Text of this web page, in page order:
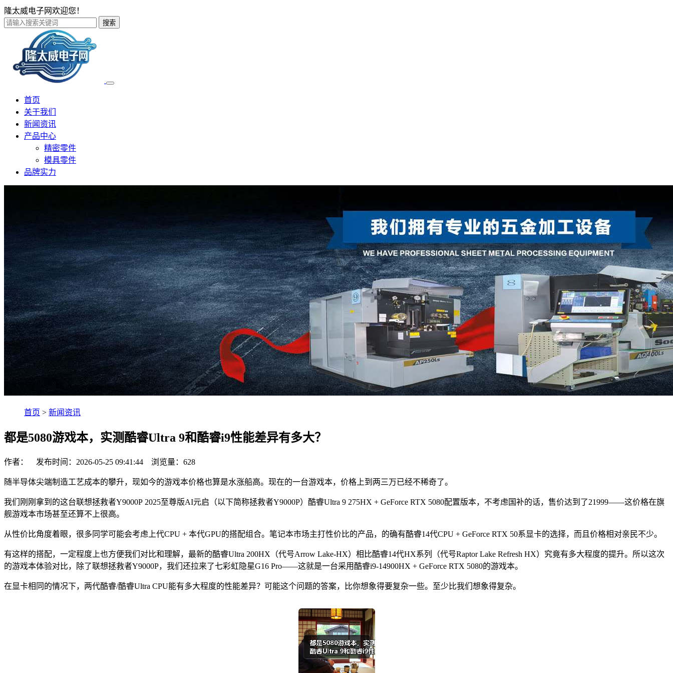
隆太威电子网欢迎您！
搜索
首页
关于我们
新闻资讯
产品中心
精密零件
模具零件
品牌实力
首页 > 新闻资讯
都是5080游戏本，实测酷睿Ultra 9和酷睿i9性能差异有多大？
作者： 发布时间：2026-05-25 09:41:44 浏览量： 628
随半导体尖端制造工艺成本的攀升，现如今的游戏本价格也算是水涨船高。现在的一台游戏本，价格上到两三万已经不稀奇了。
我们刚刚拿到的这台联想拯救者Y9000P 2025至尊版AI元启（以下简称拯救者Y9000P）酷睿Ultra 9 275HX + GeForce RTX 5080配置版本，不考虑国补的话，售价达到了21999——这价格在旗
舰游戏本市场甚至还算不上很高。
从性价比角度着眼，很多同学可能会考虑上代CPU + 本代GPU的搭配组合。笔记本市场主打性价比的产品，的确有酷睿14代CPU + GeForce RTX 50系显卡的选择，而且价格相对亲民不少。
有这样的搭配，一定程度上也方便我们对比和理解，最新的酷睿Ultra 200HX（代号Arrow Lake-HX）相比酷睿14代HX系列（代号Raptor Lake Refresh HX）究竟有多大程度的提升。所以这次
的游戏本体验对比，除了联想拯救者Y9000P，我们还拉来了七彩虹隐星G16 Pro——这就是一台采用酷睿i9-14900HX + GeForce RTX 5080的游戏本。
在显卡相同的情况下，两代酷睿/酷睿Ultra CPU能有多大程度的性能差异？可能这个问题的答案，比你想象得要复杂一些。至少比我们想象得复杂。